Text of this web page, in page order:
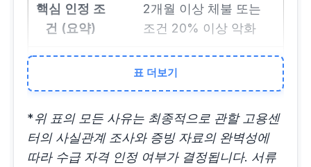
2개월 이상 체불 또는
조건 20% 이상 악화
임금 명세서, 통장 내
통근 곤란
표 더보기
*위 표의 모든 사유는 최종적으로 관할 고용센
터의 사실관계 조사와 증빙 자료의 완벽성에
따라 수급 자격 인정 여부가 결정됩니다. 서류